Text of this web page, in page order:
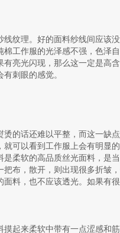
纹理。好的面料纱线间应该
工作服的光泽感不强，色泽
亮光闪现，那么这一定是高
刺眼的感觉。
的话还难以平整，而这一缺
可以看到工作服上会有明显
柔软的高品质丝光面料，是
布，散开，则出现很多折皱
料，也不应该透光。如果有
起来柔软中带有一点涩感和